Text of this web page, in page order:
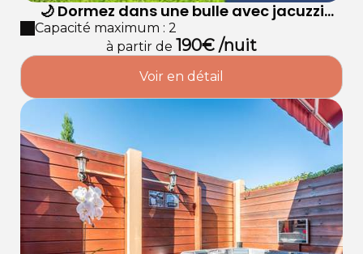
🌙 Dormez dans une bulle avec jacuzzi
privé
Capacité maximum : 2
à partir de 190€ /nuit
Voir en détail